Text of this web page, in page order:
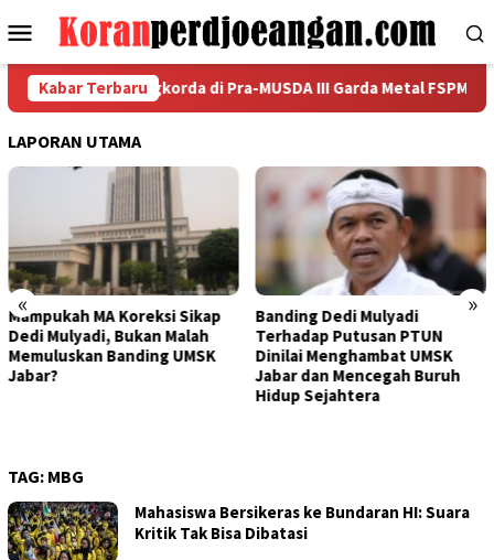
ke
Menu
Mobile
Kabar Terbaru
Kandidat Pangkorda di Pra-MUSDA III Garda Metal FSPMI
LAPORAN UTAMA
« »
Sikap
Malah
UMSK
Banding Dedi Mulyadi
Terhadap Putusan PTUN
Dinilai Menghambat UMSK
Jabar dan Mencegah Buruh
Bapak Aing
Banding, MA Tak
Mengubur
UMSK Jawa Barat
TAG: MBG
Mahasiswa Bersikeras ke Bundaran HI: Suara
Kritik Tak Bisa Dibatasi